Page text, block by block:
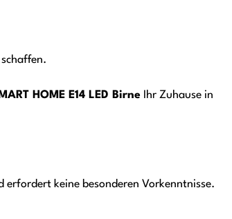
HOME E14 LED Birne Ihr Zuhause in
erfordert keine besonderen Vorkenntnisse.